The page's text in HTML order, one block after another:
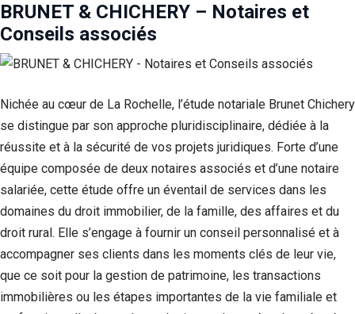
BRUNET & CHICHERY – Notaires et
Conseils associés
Nichée au cœur de La Rochelle, l’étude notariale Brunet Chichery
se distingue par son approche pluridisciplinaire, dédiée à la
réussite et à la sécurité de vos projets juridiques. Forte d’une
équipe composée de deux notaires associés et d’une notaire
salariée, cette étude offre un éventail de services dans les
domaines du droit immobilier, de la famille, des affaires et du
droit rural. Elle s’engage à fournir un conseil personnalisé et à
accompagner ses clients dans les moments clés de leur vie,
que ce soit pour la gestion de patrimoine, les transactions
immobilières ou les étapes importantes de la vie familiale et